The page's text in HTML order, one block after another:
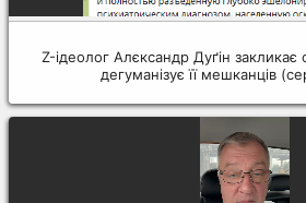
Z-ідеолог Алєксандр Дуґін закликає
дегуманізує її мешканців